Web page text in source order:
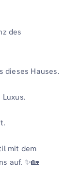
des
dieses Hauses.
mit dem
auf. ✨🏡